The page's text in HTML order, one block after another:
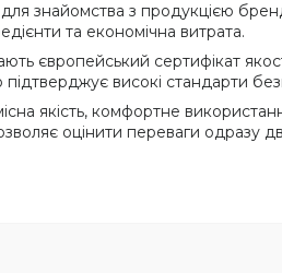
знайомства з продукцією
та економічна витрата.
європейський сертифікат
високі стандарти
якість, комфортне
оцінити переваги одразу